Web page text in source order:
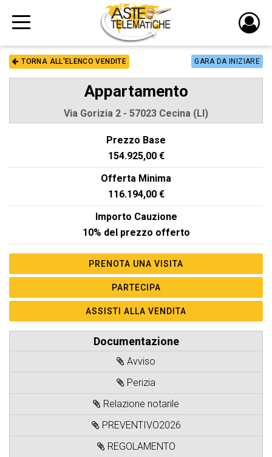
TORNA ALL'ELENCO VENDITE GARA DA INIZIARE
Appartamento
Via Gorizia 2 - 57023 Cecina (LI)
Prezzo Base
154.925,00 €
Offerta Minima
116.194,00 €
Importo Cauzione
10% del prezzo offerto
Documentazione
Avviso
Perizia
Relazione notarile
PREVENTIVO2026
REGOLAMENTO